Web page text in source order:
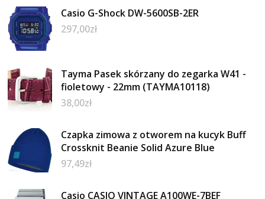
Casio G-Shock DW-5600SB-2ER
297,00zł
Tayma Pasek skórzany do zegarka W41 -
fioletowy - 22mm (TAYMA10118)
38,00zł
Czapka zimowa z otworem na kucyk Buff
Crossknit Beanie Solid Azure Blue
97,49zł
Casio CASIO VINTAGE A100WE-7BEF